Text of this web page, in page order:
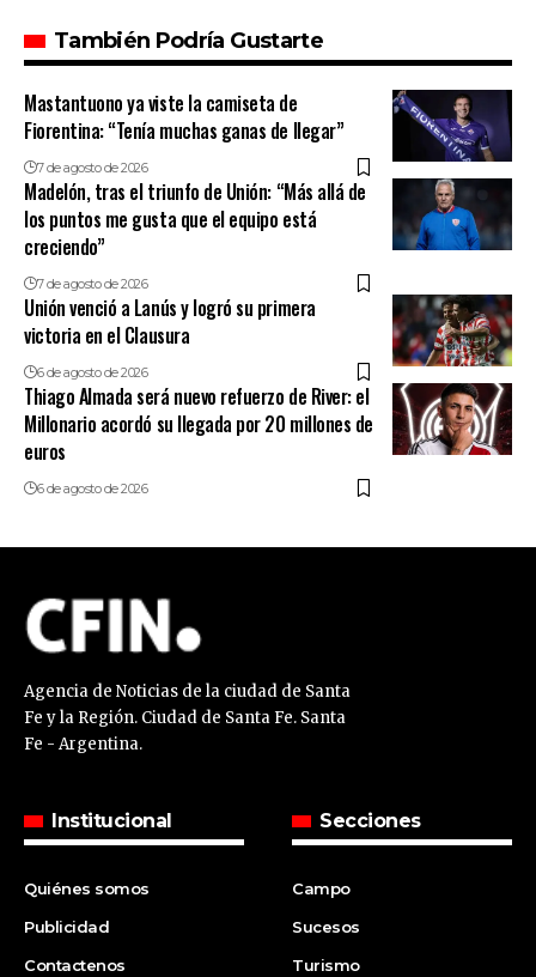
También Podría Gustarte
Mastantuono ya viste la camiseta de
Fiorentina: “Tenía muchas ganas de llegar”
7 de agosto de 2026
Madelón, tras el triunfo de Unión: “Más allá de
los puntos me gusta que el equipo está
creciendo”
7 de agosto de 2026
Unión venció a Lanús y logró su primera
victoria en el Clausura
6 de agosto de 2026
Thiago Almada será nuevo refuerzo de River: el
Millonario acordó su llegada por 20 millones de
euros
6 de agosto de 2026
Agencia de Noticias de la ciudad de Santa
Fe y la Región. Ciudad de Santa Fe. Santa
Fe - Argentina.
Institucional
Quiénes somos
Publicidad
Contactenos
Secciones
Campo
Sucesos
Turismo